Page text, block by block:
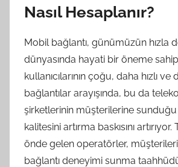
Nasıl Hesaplanır?
Mobil bağlantı, günümüzün hızla
dünyasında hayati bir öneme
kullanıcılarının çoğu, daha hızlı
bağlantılar arayışında, bu da
şirketlerinin müşterilerine
kalitesini artırma baskısını
önde gelen operatörler,
bağlantı deneyimi sunma